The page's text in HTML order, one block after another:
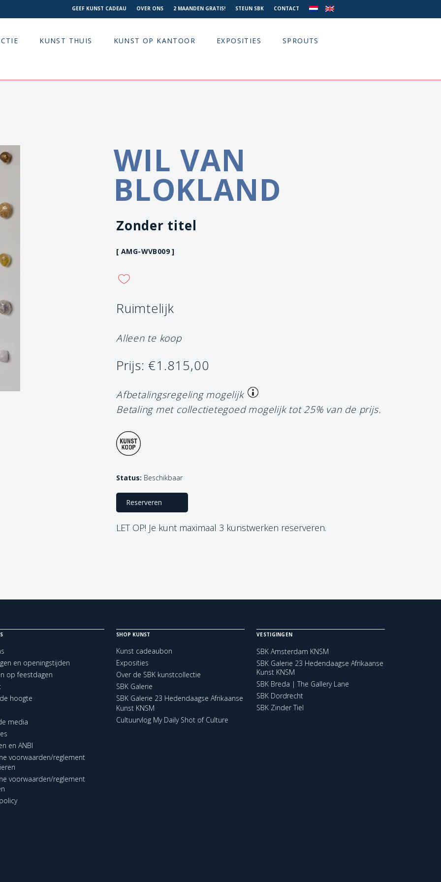
GEEF KUNST CADEAU OVER ONS 2 MAANDEN GRATIS! STEUN SBK CONTACT
KUNST THUIS KUNST OP KANTOOR EXPOSITIES SPROUTS
WIL VAN
BLOKLAND
Zonder titel
[ AMG-WVB009 ]
Ruimtelijk
Alleen te koop
Prijs: €1.815,00
Afbetalingsregeling mogelijk
Betaling met collectietegoed mogelijk tot 25% van de prijs.
Status: Beschikbaar
Reserveren
LET OP! Je kunt maximaal 3 kunstwerken reserveren.
en openingstijden
op feestdagen
hoogte
media
en ANBI
voorwaarden/reglement
voorwaarden/reglement
SHOP KUNST
Kunst cadeaubon
Exposities
Over de SBK kunstcollectie
SBK Galerie
SBK Galerie 23 Hedendaagse Afrikaanse
Kunst KNSM
Cultuurvlog My Daily Shot of Culture
VESTIGINGEN
SBK Amsterdam KNSM
SBK Galerie 23 Hedendaagse Afrikaanse
Kunst KNSM
SBK Breda | The Gallery Lane
SBK Dordrecht
SBK Zinder Tiel